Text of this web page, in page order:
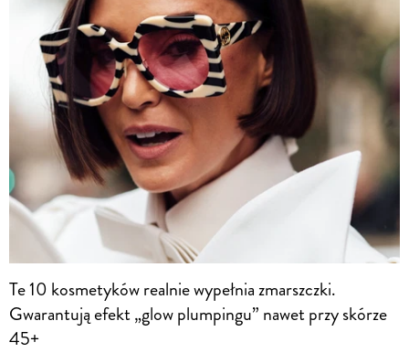
Te 10 kosmetyków realnie wypełnia zmarszczki.
Gwarantują efekt „glow plumpingu” nawet przy skórze
45+